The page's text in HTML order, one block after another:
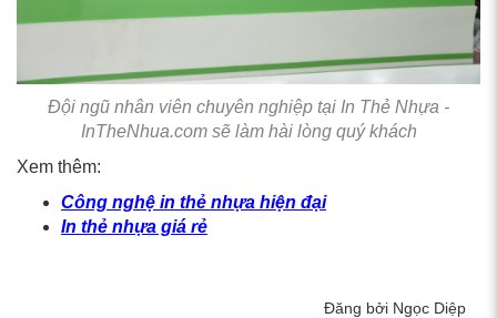
Đội ngũ nhân viên chuyên nghiệp tại In Thẻ Nhựa -
InTheNhua.com sẽ làm hài lòng quý khách
Xem thêm:
Công nghệ in thẻ nhựa hiện đại
In thẻ nhựa giá rẻ
Đăng bởi Ngọc Diệp